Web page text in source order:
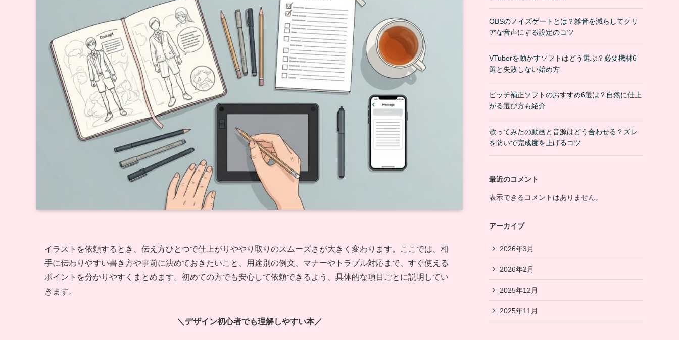
イラストを依頼するとき、伝え方ひとつで仕上がりややり取りのスムーズさが大きく変わります。ここでは、相
手に伝わりやすい書き方や事前に決めておきたいこと、用途別の例文、マナーやトラブル対応まで、すぐ使える
ポイントを分かりやすくまとめます。初めての方でも安心して依頼できるよう、具体的な項目ごとに説明してい
きます。
＼デザイン初心者でも理解しやすい本／
OBSのノイズゲートとは？雑音を減らしてクリ
アな音声にする設定のコツ
VTuberを動かすソフトはどう選ぶ？必要機材6
選と失敗しない始め方
ピッチ補正ソフトのおすすめ6選は？自然に仕上
がる選び方も紹介
歌ってみたの動画と音源はどう合わせる？ズレ
を防いで完成度を上げるコツ
最近のコメント
表示できるコメントはありません。
アーカイブ
2026年3月
2026年2月
2025年12月
2025年11月